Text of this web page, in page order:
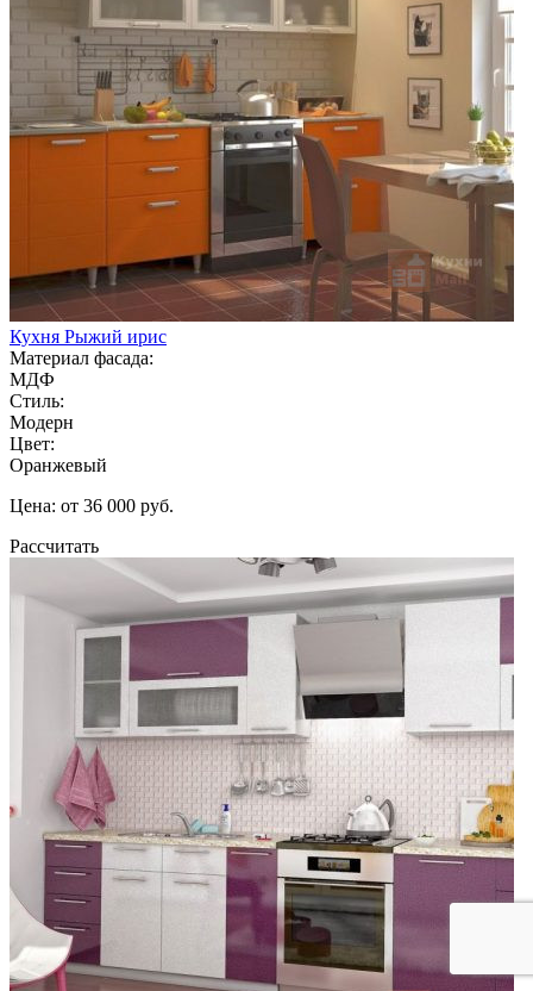
Кухня Рыжий ирис
Материал фасада:
МДФ
Стиль:
Модерн
Цвет:
Оранжевый
Цена: от 36 000 руб.
Рассчитать